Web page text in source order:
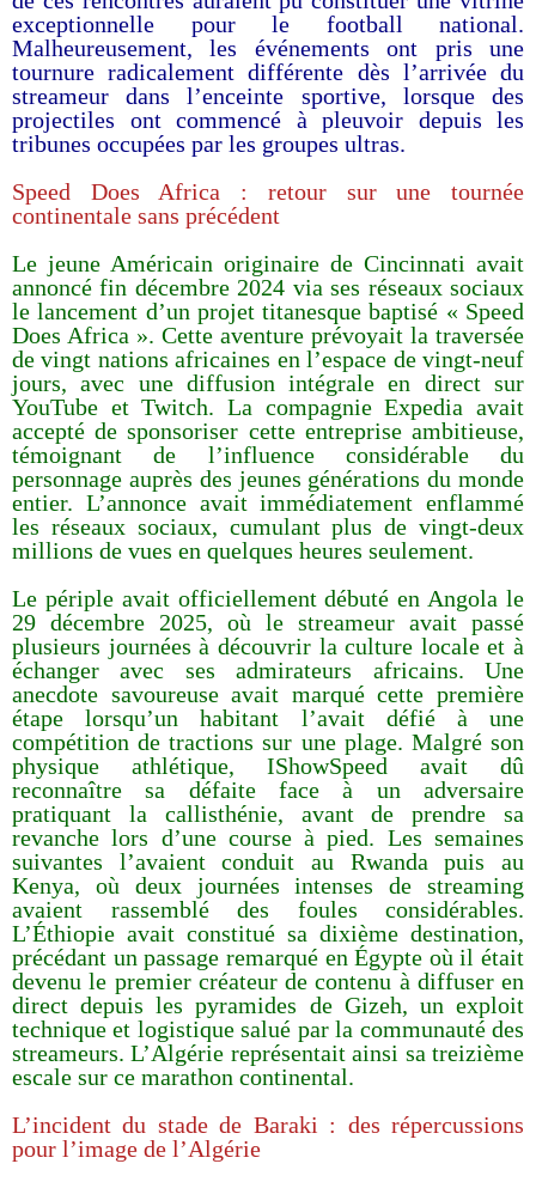
exceptionnelle pour le football national.
Malheureusement, les événements ont pris une
tournure radicalement différente dès l’arrivée du
streameur dans l’enceinte sportive, lorsque des
projectiles ont commencé à pleuvoir depuis les
tribunes occupées par les groupes ultras.
Speed Does Africa : retour sur une tournée
continentale sans précédent
Le jeune Américain originaire de Cincinnati avait
annoncé fin décembre 2024 via ses réseaux sociaux
le lancement d’un projet titanesque baptisé « Speed
Does Africa ». Cette aventure prévoyait la traversée
de vingt nations africaines en l’espace de vingt-neuf
jours, avec une diffusion intégrale en direct sur
YouTube et Twitch. La compagnie Expedia avait
accepté de sponsoriser cette entreprise ambitieuse,
témoignant de l’influence considérable du
personnage auprès des jeunes générations du monde
entier. L’annonce avait immédiatement enflammé
les réseaux sociaux, cumulant plus de vingt-deux
millions de vues en quelques heures seulement.
Le périple avait officiellement débuté en Angola le
29 décembre 2025, où le streameur avait passé
plusieurs journées à découvrir la culture locale et à
échanger avec ses admirateurs africains. Une
anecdote savoureuse avait marqué cette première
étape lorsqu’un habitant l’avait défié à une
compétition de tractions sur une plage. Malgré son
physique athlétique, IShowSpeed avait dû
reconnaître sa défaite face à un adversaire
pratiquant la callisthénie, avant de prendre sa
revanche lors d’une course à pied. Les semaines
suivantes l’avaient conduit au Rwanda puis au
Kenya, où deux journées intenses de streaming
avaient rassemblé des foules considérables.
L’Éthiopie avait constitué sa dixième destination,
précédant un passage remarqué en Égypte où il était
devenu le premier créateur de contenu à diffuser en
direct depuis les pyramides de Gizeh, un exploit
technique et logistique salué par la communauté des
streameurs. L’Algérie représentait ainsi sa treizième
escale sur ce marathon continental.
L’incident du stade de Baraki : des répercussions
pour l’image de l’Algérie